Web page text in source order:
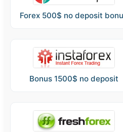
Forex 500$ no deposit
Bonus 1500$ no deposit